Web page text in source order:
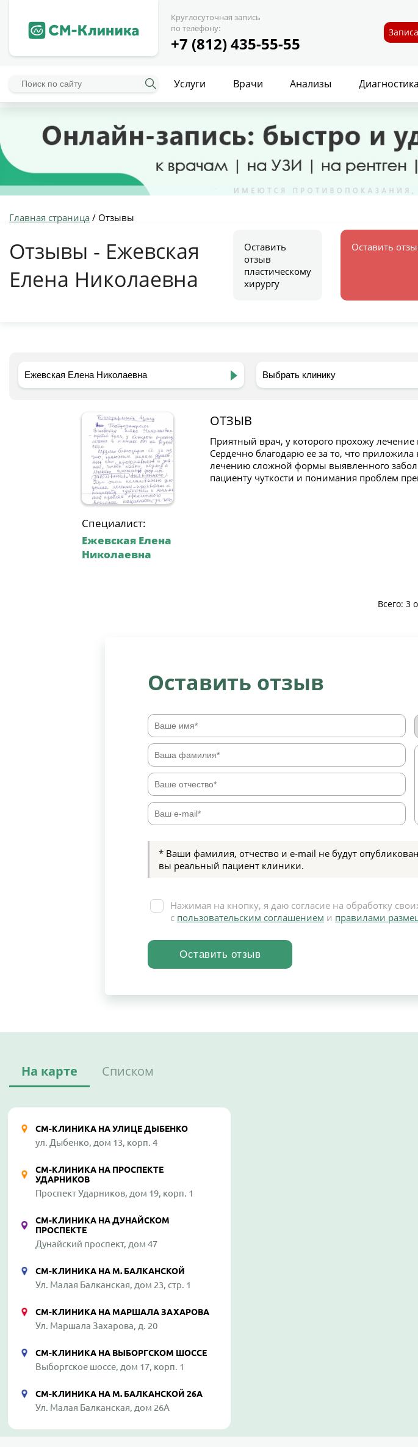
Круглосуточная запись
по телефону:
+7 (812) 435-55-55
Услуги Врачи Анализы Диагностика
Главная страница / Отзывы
Отзывы - Ежевская
Елена Николаевна
Оставить
отзыв
пластическому
хирургу
Оставить
Специалист:
Ежевская Елена
Николаевна
ОТЗЫВ
Приятный врач, у которого прохожу
Сердечно благодарю ее за то, что
лечению сложной формы выявленного
пациенту чуткости и понимания проблем
Всего: 3
Оставить отзыв
* Ваши фамилия, отчество и e-mail не будут
вы реальный пациент клиники.
Нажимая на кнопку, я даю согласие на обработку
с пользовательским соглашением и правилами
На карте Списком
СМ-КЛИНИКА НА УЛИЦЕ ДЫБЕНКО
ул. Дыбенко, дом 13, корп. 4
СМ-КЛИНИКА НА ПРОСПЕКТЕ
УДАРНИКОВ
Проспект Ударников, дом 19, корп. 1
СМ-КЛИНИКА НА ДУНАЙСКОМ
ПРОСПЕКТЕ
Дунайский проспект, дом 47
СМ-КЛИНИКА НА М. БАЛКАНСКОЙ
Ул. Малая Балканская, дом 23, стр. 1
СМ-КЛИНИКА НА МАРШАЛА ЗАХАРОВА
Ул. Маршала Захарова, д. 20
СМ-КЛИНИКА НА ВЫБОРГСКОМ ШОССЕ
Выборгское шоссе, дом 17, корп. 1
СМ-КЛИНИКА НА М. БАЛКАНСКОЙ 26А
Ул. Малая Балканская, дом 26А